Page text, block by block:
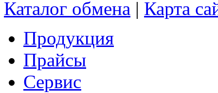
Каталог обмена | Карта
Продукция
Прайсы
Сервис